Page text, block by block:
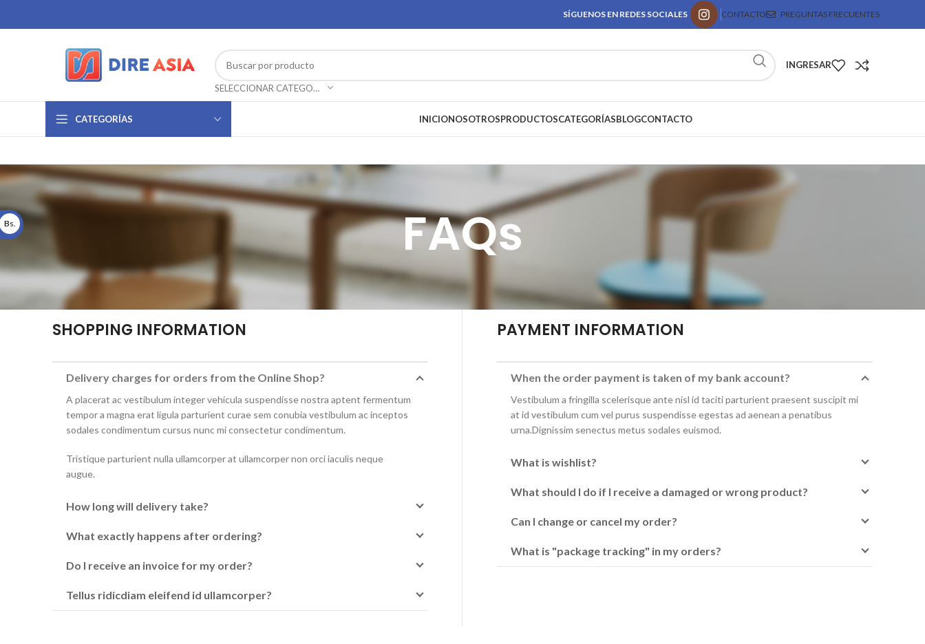
SÍGUENOS EN REDES SOCIALES CONTACTO PREGUNTAS FRECUENTES
SELECCIONAR CATEGORÍA
INGRESAR
CATEGORÍAS INICIONOSOTROSPRODUCTOSCATEGORÍASBLOGCONTACTO
FAQs
SHOPPING INFORMATION
Delivery charges for orders from the Online Shop?
A placerat ac vestibulum integer vehicula suspendisse nostra aptent fermentum
tempor a magna erat ligula parturient curae sem conubia vestibulum ac inceptos
sodales condimentum cursus nunc mi consectetur condimentum.
Tristique parturient nulla ullamcorper at ullamcorper non orci iaculis neque
augue.
How long will delivery take?
What exactly happens after ordering?
Do I receive an invoice for my order?
Tellus ridicdiam eleifend id ullamcorper?
PAYMENT INFORMATION
When the order payment is taken of my bank account?
Vestibulum a fringilla scelerisque ante nisl id taciti parturient praesent suscipit mi
at id vestibulum cum vel purus suspendisse egestas ad aenean a penatibus
urna.Dignissim senectus metus sodales euismod.
What is wishlist?
What should I do if I receive a damaged or wrong product?
Can I change or cancel my order?
What is "package tracking" in my orders?
Bs.